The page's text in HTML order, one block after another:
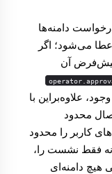
دامنه‌ها
می‌شود؛ اگر
آن
علاوه‌براین با
محدود
کاربر را محدود
نه فقط نشست را،
هیچ دامنه‌ای